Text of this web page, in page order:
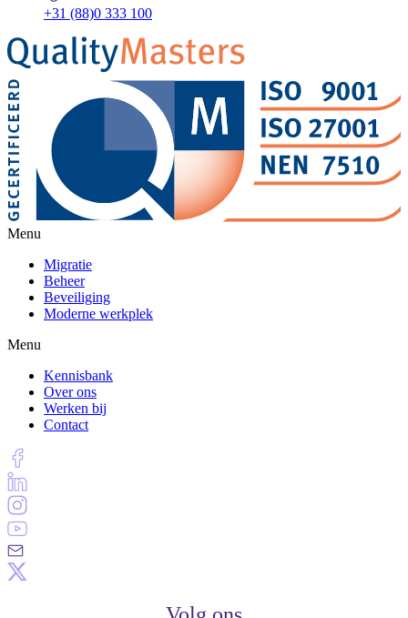
+31 (88)0 333 100
Menu
Migratie
Beheer
Beveiliging
Moderne werkplek
Menu
Kennisbank
Over ons
Werken bij
Contact